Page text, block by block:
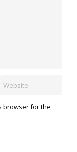
browser for the